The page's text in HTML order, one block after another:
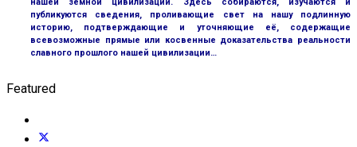
публикуются сведения, проливающие свет на нашу подлинную
историю, подтверждающие и уточняющие её, содержащие
всевозможные прямые или косвенные доказательства реальности
славного прошлого нашей цивилизации…
Featured